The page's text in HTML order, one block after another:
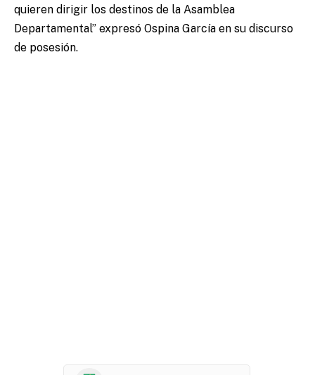
quieren dirigir los destinos de la Asamblea
Departamental” expresó Ospina García en su discurso
de posesión.